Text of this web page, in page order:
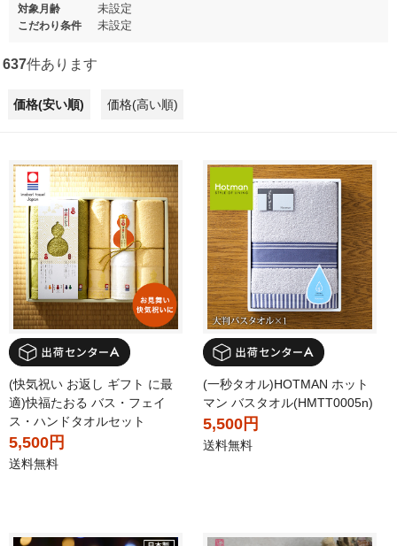
対象月齢 未設定
こだわり条件 未設定
637件あります
価格(安い順) 価格(高い順)
(快気祝い お返し ギフト に最
適)快福たおる バス・フェイ
ス・ハンドタオルセット
5,500円
送料無料
(一秒タオル)HOTMAN ホット
マン バスタオル(HMTT0005n)
5,500円
送料無料